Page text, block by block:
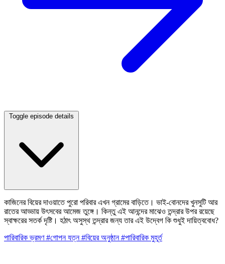
Toggle episode details
কাজিনের বিয়ের দাওয়াতে পুরো পরিবার এখন গ্রামের বাড়িতে। ভাই-বোনদের খুনসুটি আর
রাতের আড্ডায় উৎসবের আমেজ তুঙ্গে। কিন্তু এই আনন্দের মাঝেও তন্দ্রার উপর রয়েছে
স্বাক্ষরের সতর্ক দৃষ্টি। হঠাৎ অসুস্থ তন্দ্রার জন্য তার এই উদ্বেগ কি শুধুই দায়িত্ববোধ?
পারিবারিকভ্রমণ#গোপন যত্ন#বিয়ের অনুষ্ঠান#পারিবারিক মুহূর্ত